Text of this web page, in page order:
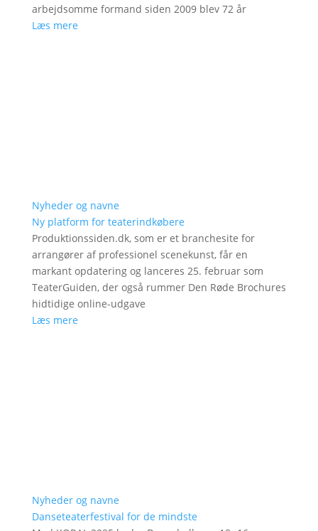
arbejdsomme formand siden 2009 blev 72 år
Læs mere
Nyheder og navne
Ny platform for teaterindkøbere
Produktionssiden.dk, som er et branchesite for
arrangører af professionel scenekunst, får en
markant opdatering og lanceres 25. februar som
TeaterGuiden, der også rummer Den Røde Brochures
hidtidige online-udgave
Læs mere
Nyheder og navne
Danseteaterfestival for de mindste